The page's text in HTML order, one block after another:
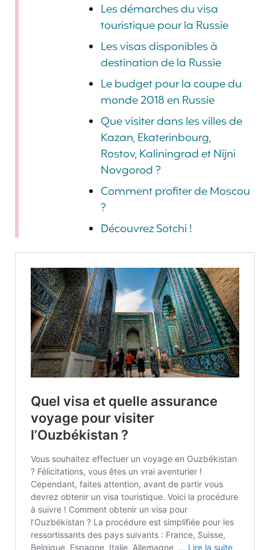
Les démarches du visa
touristique pour la Russie
Les visas disponibles à
destination de la Russie
Le budget pour la coupe du
monde 2018 en Russie
Que visiter dans les villes de
Kazan, Ekaterinbourg,
Rostov, Kaliningrad et Nijni
Novgorod ?
Comment profiter de Moscou
?
Découvrez Sotchi !